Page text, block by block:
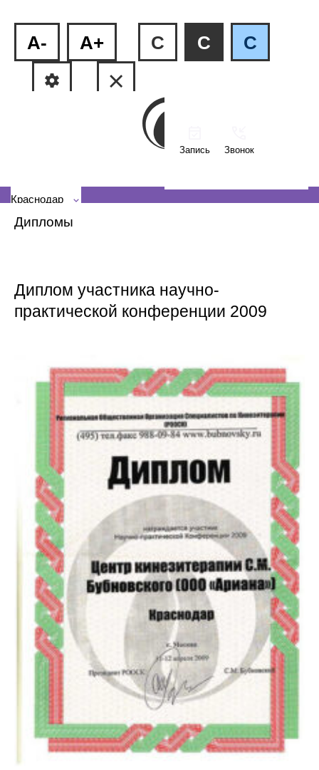
A- A+ C C C
Запись Звонок
Краснодар
Дипломы
Диплом участника научно-
практической конференции 2009